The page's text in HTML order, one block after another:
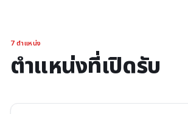
7 ตำแหน่ง
ตำแหน่งที่เปิดรับ